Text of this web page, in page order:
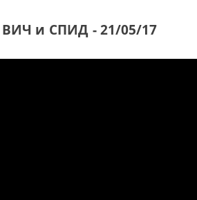
ВИЧ и СПИД - 21/05/17